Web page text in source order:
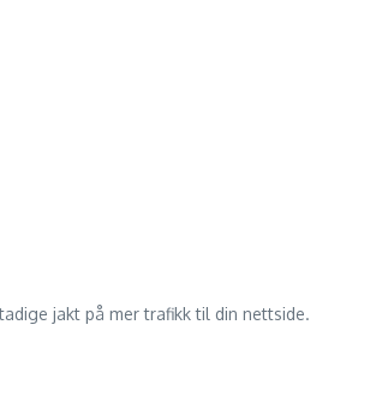
jakt på mer trafikk til din nettside.